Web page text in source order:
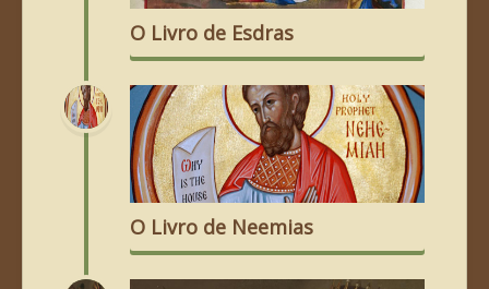
O Livro de Esdras
O Livro de Neemias